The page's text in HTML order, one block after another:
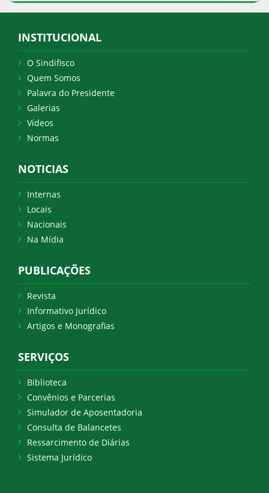
INSTITUCIONAL
O Sindifisco
Quem Somos
Palavra do Presidente
Galerias
Vídeos
Normas
NOTICIAS
Internas
Locais
Nacionais
Na Mídia
PUBLICAÇÕES
Revista
Informativo Jurídico
Artigos e Monografias
SERVIÇOS
Biblioteca
Convênios e Parcerias
Simulador de Aposentadoria
Consulta de Balancetes
Ressarcimento de Diárias
Sistema Jurídico